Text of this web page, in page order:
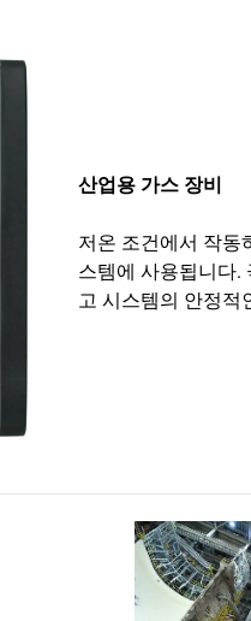
산업용 가스 장비
저온 조건에서 작동
스템에 사용됩니다.
고 시스템의 안정적